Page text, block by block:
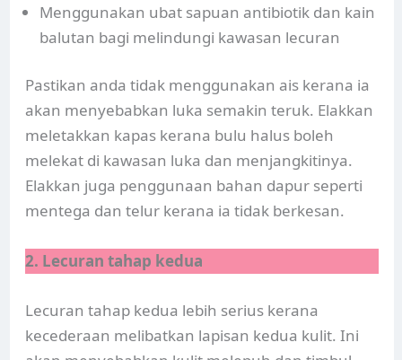
Menggunakan ubat sapuan antibiotik dan kain
balutan bagi melindungi kawasan lecuran
Pastikan anda tidak menggunakan ais kerana ia
akan menyebabkan luka semakin teruk. Elakkan
meletakkan kapas kerana bulu halus boleh
melekat di kawasan luka dan menjangkitinya.
Elakkan juga penggunaan bahan dapur seperti
mentega dan telur kerana ia tidak berkesan.
2. Lecuran tahap kedua
Lecuran tahap kedua lebih serius kerana
kecederaan melibatkan lapisan kedua kulit. Ini